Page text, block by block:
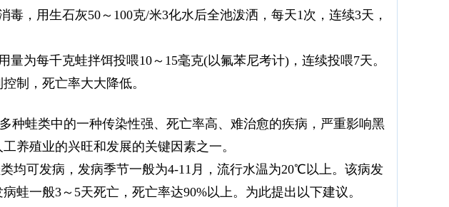
，用生石灰50～100克/米3化水后全池泼洒，每天1次，连续3天，
为每千克蛙拌饵投喂10～15毫克(以氟苯尼考计)，连续投喂7天。
制，死亡率大大降低。
种蛙类中的一种传染性强、死亡率高、难治愈的疾病，严重影响黑
养殖业的兴旺和发展的关键因素之一。
均可发病，发病季节一般为4-11月，流行水温为20℃以上。该病发
蛙一般3～5天死亡，死亡率达90%以上。为此提出以下建议。